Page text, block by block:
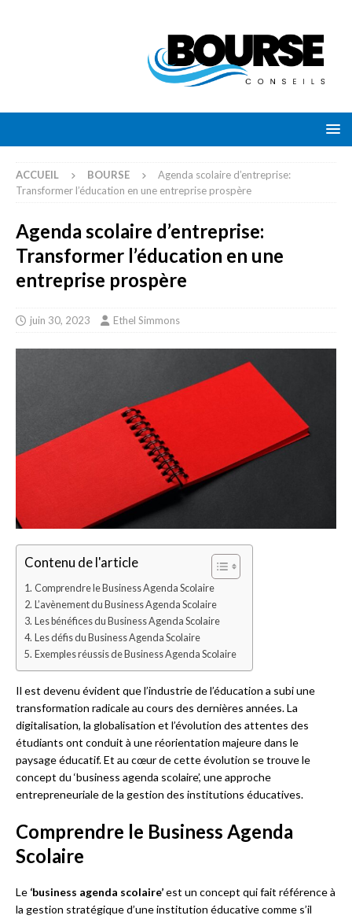
ACCUEIL BOURSE
Agenda scolaire d’entreprise:
Transformer l’éducation en une entreprise prospère
Agenda scolaire d’entreprise:
Transformer l’éducation en une
entreprise prospère
juin 30, 2023 Ethel Simmons
Contenu de l'article
Comprendre le Business Agenda Scolaire
L’avènement du Business Agenda Scolaire
Les bénéfices du Business Agenda Scolaire
Les défis du Business Agenda Scolaire
Exemples réussis de Business Agenda Scolaire
Il est devenu évident que l’industrie de l’éducation a subi une
transformation radicale au cours des dernières années. La
digitalisation, la globalisation et l’évolution des attentes des
étudiants ont conduit à une réorientation majeure dans le
paysage éducatif. Et au cœur de cette évolution se trouve le
concept du ‘business agenda scolaire’, une approche
entrepreneuriale de la gestion des institutions éducatives.
Comprendre le Business Agenda
Scolaire
Le ‘business agenda scolaire’est un concept qui fait référence à
la gestion stratégique d’une institution éducative comme s’il